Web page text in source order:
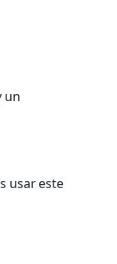
un
usar este